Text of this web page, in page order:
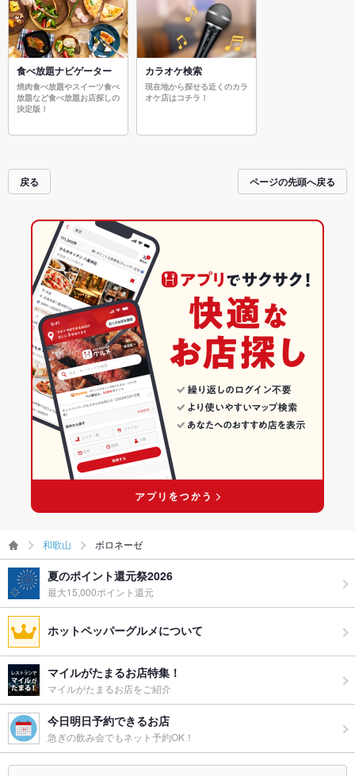
食べ放題ナビゲーター
焼肉食べ放題やスイーツ食べ
放題など食べ放題お店探しの
決定版！
カラオケ検索
現在地から探せる近くのカラ
オケ店はコチラ！
戻る ページの先頭へ戻る
和歌山 ボロネーゼ
夏のポイント還元祭2026
最大15,000ポイント還元
ホットペッパーグルメについて
マイルがたまるお店特集！
マイルがたまるお店をご紹介
今日明日予約できるお店
急ぎの飲み会でもネット予約OK！